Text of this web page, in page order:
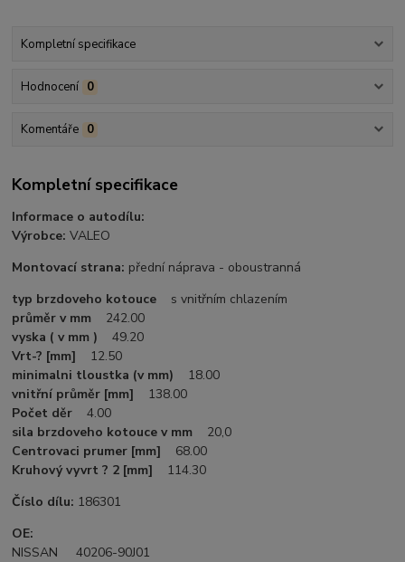
Kompletní specifikace
Hodnocení 0
Komentáře 0
Kompletní specifikace
Informace o autodílu:
Výrobce: VALEO
Montovací strana: přední náprava - oboustranná
typ brzdoveho kotouce
s vnitřním chlazením
průměr v mm 242.00
vyska ( v mm )49.20
Vrt-? [mm]
12.50
minimalni tloustka (v mm) 18.00
vnitřní průměr [mm] 138.00
Počet děr4.00
sila brzdoveho kotouce v mm 20,0
Centrovaci prumer [mm] 68.00
Kruhový vyvrt ? 2 [mm] 114.30
Číslo dílu: 186301
OE:
NISSAN 40206-90J01